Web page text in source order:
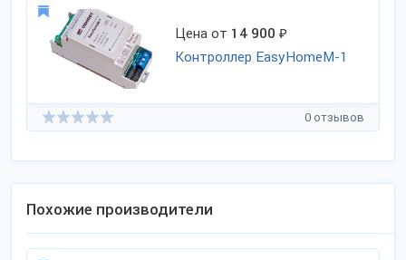
Цена от 14 900 ₽
Контроллер EasyHomeM-1
0 отзывов
Похожие производители